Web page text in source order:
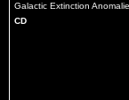
Galactic Extinction
CD